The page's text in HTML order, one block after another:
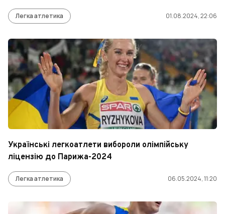
Легка атлетика 01.08.2024, 22:06
Українські легкоатлети вибороли олімпійську
ліцензію до Парижа-2024
Легка атлетика 06.05.2024, 11:20